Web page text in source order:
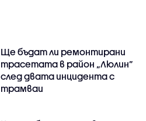
Ще бъдат ли ремонтирани
трасетата в район „Люлин”
след двата инцидента с
трамваи